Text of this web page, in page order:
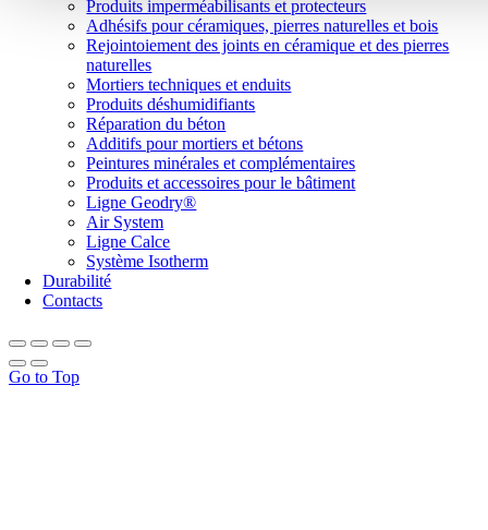
Produits imperméabilisants et protecteurs
Adhésifs pour céramiques, pierres naturelles et bois
Rejointoiement des joints en céramique et des pierres
naturelles
Mortiers techniques et enduits
Produits déshumidifiants
Réparation du béton
Additifs pour mortiers et bétons
Peintures minérales et complémentaires
Produits et accessoires pour le bâtiment
Ligne Geodry®
Air System
Ligne Calce
Système Isotherm
Durabilité
Contacts
Go to Top